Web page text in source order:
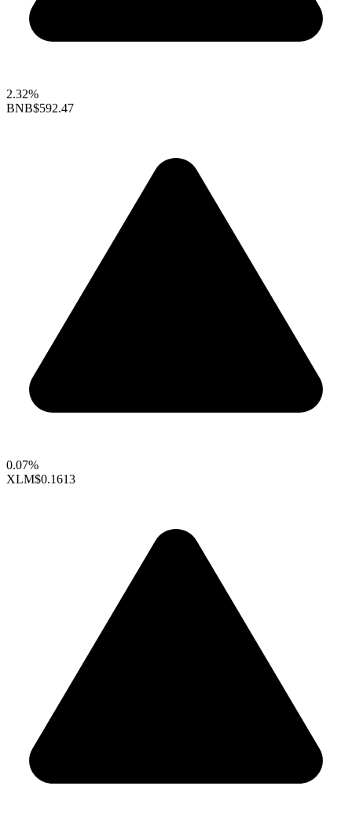
2.32%
BNB$592.47
0.07%
XLM$0.1613